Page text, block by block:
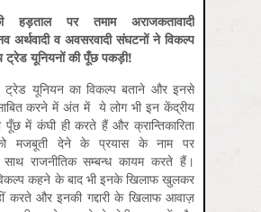
पर तमाम अराजकतावादी
अर्थवादी व अवसरवादी संघटनों ने विकल्प
ट्रेड यूनियनों की पूँछ पकड़ी!
यूनियन का विकल्प बताने और इनसे
करने में अंत में ये लोग भी इन केंद्रीय
पूँछ में कंघी ही करते हैं और क्रान्तिकारिता
मजबूती देने के प्रयास के नाम पर
साथ राजनीतिक सम्बन्ध कायम करते हैं।
कहने के बाद भी इनके खिलाफ खुलकर
करते और इनकी गद्दारी के खिलाफ आवाज़